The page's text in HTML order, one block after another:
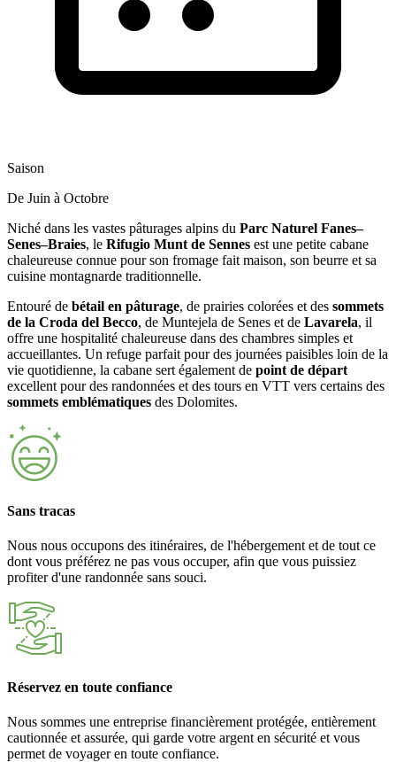
Saison
De Juin à Octobre
Niché dans les vastes pâturages alpins du Parc Naturel Fanes–
Senes–Braies, le Rifugio Munt de Sennes est une petite cabane
chaleureuse connue pour son fromage fait maison, son beurre et sa
cuisine montagnarde traditionnelle.
Entouré de bétail en pâturage, de prairies colorées et des sommets
de la Croda del Becco, de Muntejela de Senes et de Lavarela, il
offre une hospitalité chaleureuse dans des chambres simples et
accueillantes. Un refuge parfait pour des journées paisibles loin de la
vie quotidienne, la cabane sert également de point de départ
excellent pour des randonnées et des tours en VTT vers certains des
sommets emblématiques des Dolomites.
Sans tracas
Nous nous occupons des itinéraires, de l'hébergement et de tout ce
dont vous préférez ne pas vous occuper, afin que vous puissiez
profiter d'une randonnée sans souci.
Réservez en toute confiance
Nous sommes une entreprise financièrement protégée, entièrement
cautionnée et assurée, qui garde votre argent en sécurité et vous
permet de voyager en toute confiance.